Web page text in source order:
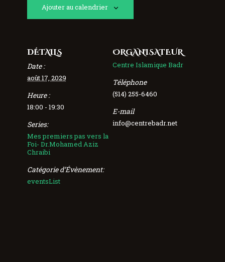
Ajouter au calendrier
DÉTAILS
Date :
août 17, 2029
Heure :
18:00 - 19:30
Series:
Mes premiers pas vers la
Foi- Dr.Mohamed Aziz
Chraibi
Catégorie d’Évènement:
eventsList
ORGANISATEUR
Centre Islamique Badr
Téléphone
(514) 255-6460
E-mail
info@centrebadr.net